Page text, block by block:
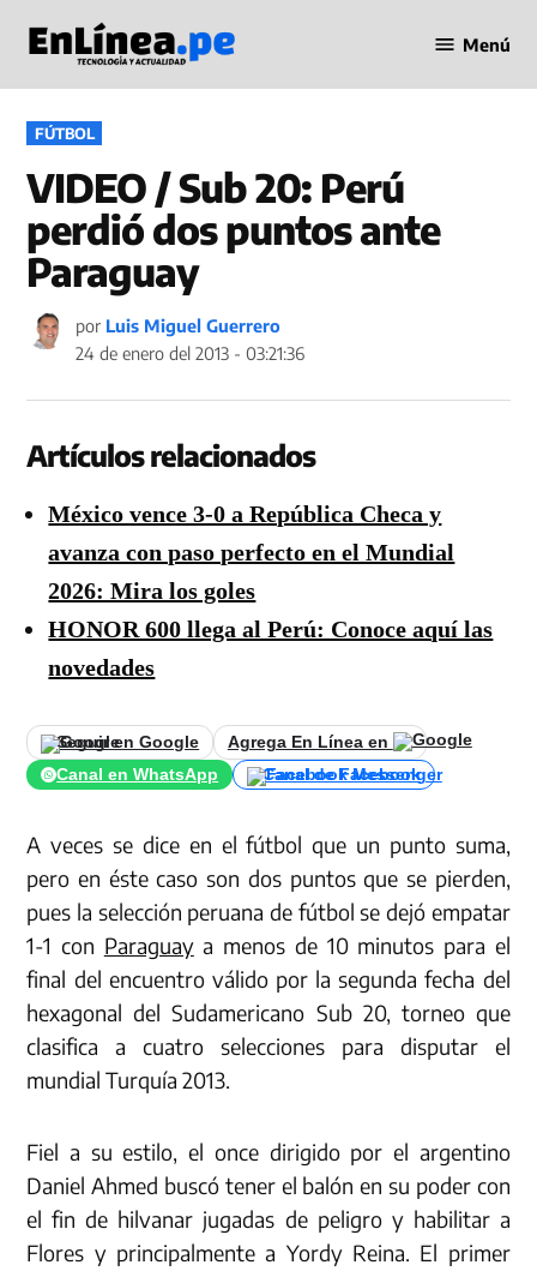
contenido
en Línea
Menú
PUBLICADO
EN
FÚTBOL
VIDEO / Sub 20: Perú
perdió dos puntos ante
Paraguay
por Luis Miguel Guerrero
24 de enero del 2013 - 03:21:36
Artículos relacionados
México vence 3-0 a República Checa y
avanza con paso perfecto en el Mundial
2026: Mira los goles
HONOR 600 llega al Perú: Conoce aquí las
novedades
Seguir en Google
Agrega En Línea en
Canal en WhatsApp
Canal de Facebook
A veces se dice en el fútbol que un punto suma,
pero en éste caso son dos puntos que se pierden,
pues la selección peruana de fútbol se dejó empatar
1-1 con Paraguaya menos de 10 minutos para el
final del encuentro válido por la segunda fecha del
hexagonal del Sudamericano Sub 20, torneo que
clasifica a cuatro selecciones para disputar el
mundial Turquía 2013.
Fiel a su estilo, el once dirigido por el argentino
Daniel Ahmed buscó tener el balón en su poder con
el fin de hilvanar jugadas de peligro y habilitar a
Flores y principalmente a Yordy Reina. El primer